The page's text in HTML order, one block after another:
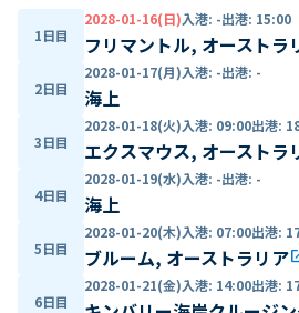
1日目
2028-01-16(日)入港: -出港: 15:00
フリマントル, オーストラ
2日目
2028-01-17(月)入港: -出港: -
海上
3日目
2028-01-18(火)入港: 09:00出港:
エクスマウス, オーストラ
4日目
2028-01-19(水)入港: -出港: -
海上
5日目
2028-01-20(木)入港: 07:00出港:
ブルーム, オーストラリア
6日目
2028-01-21(金)入港: 14:00出港: